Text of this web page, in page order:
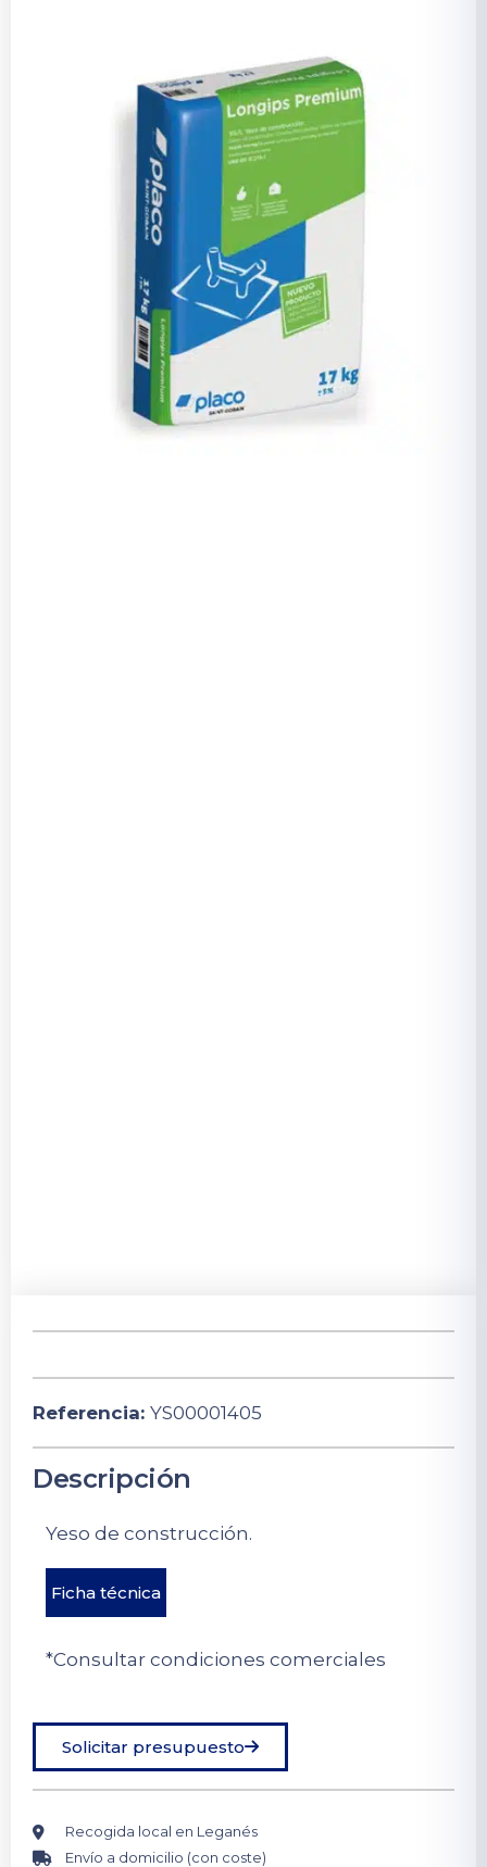
Referencia: YS00001405
Descripción
Yeso de construcción.
Ficha técnica
*Consultar condiciones comerciales
Solicitar presupuesto
Recogida local en Leganés
Envío a domicilio (con coste)